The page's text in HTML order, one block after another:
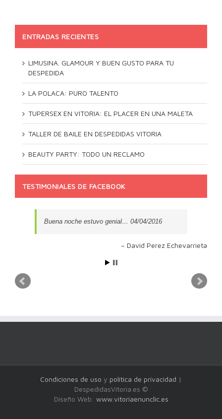
ENTRADAS RECIENTES
LIMUSINA. GLAMOUR Y BUEN GUSTO PARA TU
DESPEDIDA
LA POLACA: PURO TALENTO
TUPERSEX EN VITORIA: EL PLACER EN UNA MALETA
TALLER DE BAILE EN DESPEDIDAS VITORIA
BEAUTY PARTY: TODO UN RECLAMO
TESTIMONIALES DE FACEBOOK
Buena noche estuvo genial… 04/04/2016
David Perez Echevarrieta
Condiciones de uso y política de privacidad |
DespedidasVitoria.es ©
Diseño Web: www.vitoriaenunclic.es